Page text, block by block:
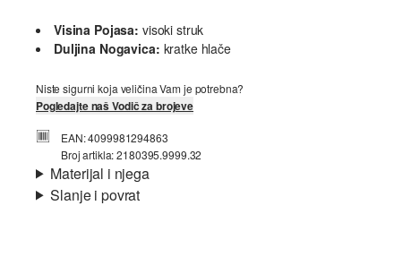
Visina Pojasa: visoki struk
Duljina Nogavica: kratke hlače
Niste sigurni koja veličina Vam je potrebna?
Pogledajte naš Vodič za brojeve
EAN: 4099981294863
Broj artikla: 2180395.9999.32
Materijal i njega
Slanje i povrat